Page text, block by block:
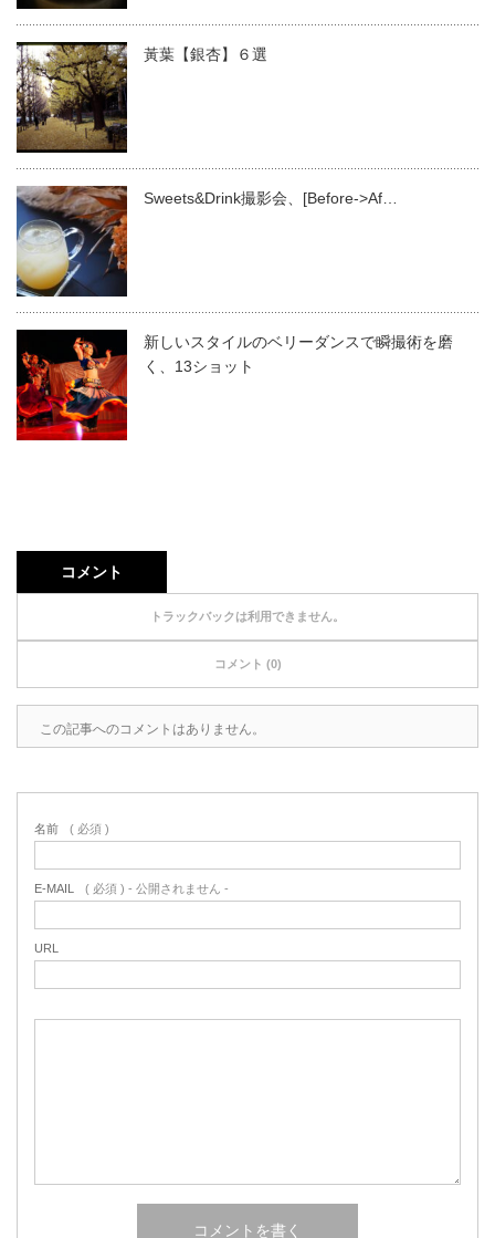
黃葉【銀杏】６選
Sweets&Drink撮影会、[Before->Af…
新しいスタイルのベリーダンスで瞬撮術を磨
く、13ショット
コメント
トラックバックは利用できません。
コメント (0)
この記事へのコメントはありません。
名前 ( 必須 )
E-MAIL ( 必須 ) - 公開されません -
URL